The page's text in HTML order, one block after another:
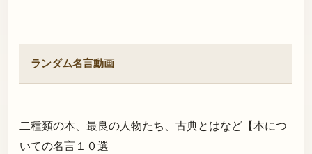
ランダム名言動画
二種類の本、最良の人物たち、古典とはなど【本につ
いての名言１０選